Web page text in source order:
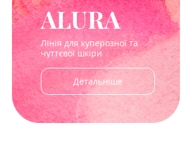
ALURA
Лінія для куперозної та
чуттєвої шкіри
Детальніше